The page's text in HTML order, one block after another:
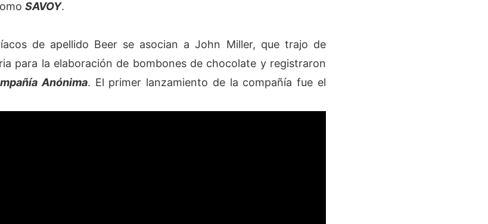
SAVOY.
de apellido Beer se asocian a John Miller, que trajo de
para la elaboración de bombones de chocolate y registraron
Anónima. El primer lanzamiento de la compañía fue el